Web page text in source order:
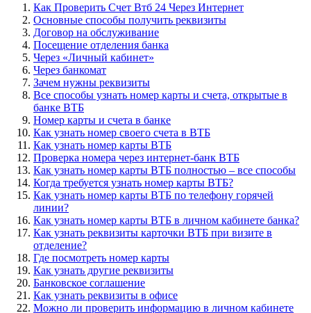
Как Проверить Счет Втб 24 Через Интернет
Основные способы получить реквизиты
Договор на обслуживание
Посещение отделения банка
Через «Личный кабинет»
Через банкомат
Зачем нужны реквизиты
Все способы узнать номер карты и счета, открытые в
банке ВТБ
Номер карты и счета в банке
Как узнать номер своего счета в ВТБ
Как узнать номер карты ВТБ
Проверка номера через интернет-банк ВТБ
Как узнать номер карты ВТБ полностью – все способы
Когда требуется узнать номер карты ВТБ?
Как узнать номер карты ВТБ по телефону горячей
линии?
Как узнать номер карты ВТБ в личном кабинете банка?
Как узнать реквизиты карточки ВТБ при визите в
отделение?
Где посмотреть номер карты
Как узнать другие реквизиты
Банковское соглашение
Как узнать реквизиты в офисе
Можно ли проверить информацию в личном кабинете